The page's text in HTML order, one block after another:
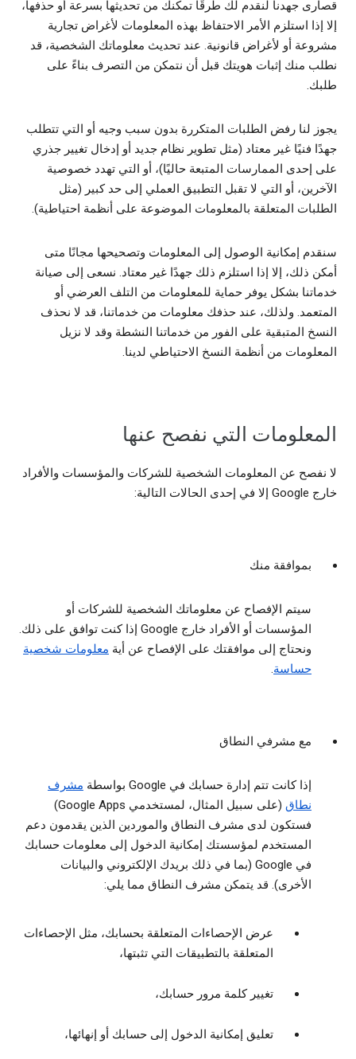
قصارى جهدنا لنقدم لك طرقًا تمكنك من تحديثها بسرعة أو حذفها،
إلا إذا استلزم الأمر الاحتفاظ بهذه المعلومات لأغراض تجارية
مشروعة أو لأغراض قانونية. عند تحديث معلوماتك الشخصية، قد
نطلب منك إثبات هويتك قبل أن نتمكن من التصرف بناءً على
طلبك.
يجوز لنا رفض الطلبات المتكررة بدون سبب وجيه أو التي تتطلب
جهدًا فنيًا غير معتاد (مثل تطوير نظام جديد أو إدخال تغيير جذري
على إحدى الممارسات المتبعة حاليًا)، أو التي تهدد خصوصية
الآخرين، أو التي لا تقبل التطبيق العملي إلى حد كبير (مثل
الطلبات المتعلقة بالمعلومات الموضوعة على أنظمة احتياطية).
سنقدم إمكانية الوصول إلى المعلومات وتصحيحها مجانًا متى
أمكن ذلك، إلا إذا استلزم ذلك جهدًا غير معتاد. نسعى إلى صيانة
خدماتنا بشكل يوفر حماية للمعلومات من التلف العرضي أو
المتعمد. ولذلك، عند حذفك معلومات من خدماتنا، قد لا نحذف
النسخ المتبقية على الفور من خدماتنا النشطة وقد لا نزيل
المعلومات من أنظمة النسخ الاحتياطي لدينا.
المعلومات التي نفصح عنها
لا نفصح عن المعلومات الشخصية للشركات والمؤسسات والأفراد
خارج Google إلا في إحدى الحالات التالية:
بموافقة منك
سيتم الإفصاح عن معلوماتك الشخصية للشركات أو
المؤسسات أو الأفراد خارج Google إذا كنت توافق على ذلك.
ونحتاج إلى موافقتك على الإفصاح عن أية معلومات شخصية
حساسة.
مع مشرفي النطاق
إذا كانت تتم إدارة حسابك في Google بواسطة
مشرف
نطاق
(على سبيل المثال، لمستخدمي Google Apps)
فستكون لدى مشرف النطاق والموردين الذين يقدمون دعم
المستخدم لمؤسستك إمكانية الدخول إلى معلومات حسابك
في Google (بما في ذلك بريدك الإلكتروني والبيانات
الأخرى). قد يتمكن مشرف النطاق مما يلي:
عرض الإحصاءات المتعلقة بحسابك، مثل الإحصاءات
المتعلقة بالتطبيقات التي تثبتها،
تغيير كلمة مرور حسابك،
تعليق إمكانية الدخول إلى حسابك أو إنهائها،